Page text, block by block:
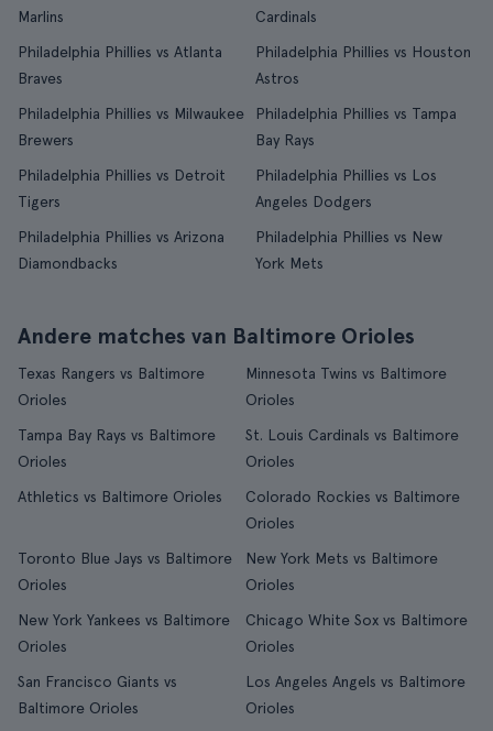
Marlins
Cardinals
Philadelphia Phillies vs Atlanta
Braves
Philadelphia Phillies vs Houston
Astros
Philadelphia Phillies vs Milwaukee
Brewers
Philadelphia Phillies vs Tampa
Bay Rays
Philadelphia Phillies vs Detroit
Tigers
Philadelphia Phillies vs Los
Angeles Dodgers
Philadelphia Phillies vs Arizona
Diamondbacks
Philadelphia Phillies vs New
York Mets
Andere matches van Baltimore Orioles
Texas Rangers vs Baltimore
Orioles
Minnesota Twins vs Baltimore
Orioles
Tampa Bay Rays vs Baltimore
Orioles
St. Louis Cardinals vs Baltimore
Orioles
Athletics vs Baltimore Orioles
Colorado Rockies vs Baltimore
Orioles
Toronto Blue Jays vs Baltimore
Orioles
New York Mets vs Baltimore
Orioles
New York Yankees vs Baltimore
Orioles
Chicago White Sox vs Baltimore
Orioles
San Francisco Giants vs
Baltimore Orioles
Los Angeles Angels vs Baltimore
Orioles